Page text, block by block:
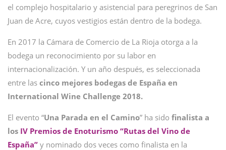
el complejo hospitalario y asistencial para peregrinos de San
Juan de Acre, cuyos vestigios están dentro de la bodega.
En 2017 la Cámara de Comercio de La Rioja otorga a la
bodega un reconocimiento por su labor en
internacionalización. Y un año después, es seleccionada
entre las cinco mejores bodegas de España en
International Wine Challenge 2018.
El evento “Una Parada en el Camino” ha sido finalista a
los IV Premios de Enoturismo “Rutas del Vino de
España” y nominado dos veces como finalista en la